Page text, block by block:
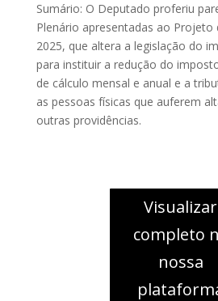
Sumário: O Deputado proferiu
Plenário apresentadas ao Projeto
2025, que altera a legislação do
para instituir a redução do
de cálculo mensal e anual e a
as pessoas físicas que auferem
outras providências.
Visualizar
completo
nossa